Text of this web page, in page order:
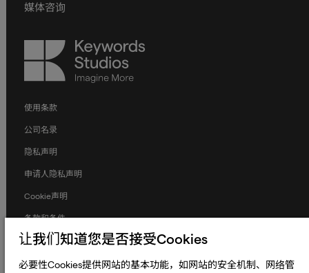
媒体咨询
Keywords
Studios
使用条款
公司名录
隐私声明
申请人隐私声明
Cookie声明
条款和条件
人权与劳工权益
全球政策
让我们知道您是否接受Cookies
必要性Cookies提供网站的基本功能，如网站的安全机制、网络管